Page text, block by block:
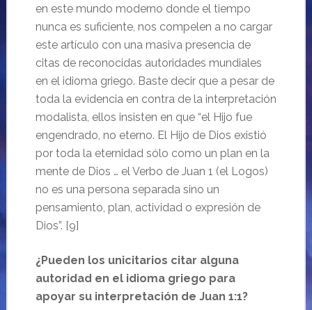
en este mundo moderno donde el tiempo
nunca es suficiente, nos compelen a no cargar
este artículo con una masiva presencia de
citas de reconocidas autoridades mundiales
en el idioma griego. Baste decir que a pesar de
toda la evidencia en contra de la interpretación
modalista, ellos insisten en que “el Hijo fue
engendrado, no eterno. El Hijo de Dios existió
por toda la eternidad sólo como un plan en la
mente de Dios … el Verbo de Juan 1 (el Logos)
no es una persona separada sino un
pensamiento, plan, actividad o expresión de
Dios”. [9]
¿Pueden los unicitarios citar alguna
autoridad en el idioma griego para
apoyar su interpretación de Juan 1:1?